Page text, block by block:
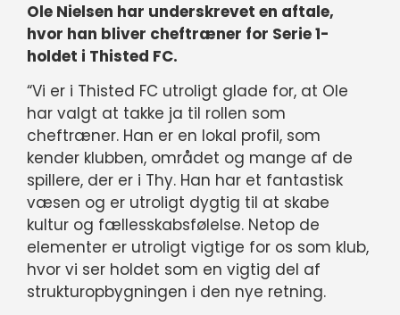
Ole Nielsen har underskrevet en aftale,
hvor han bliver cheftræner for Serie 1-
holdet i Thisted FC.
“Vi er i Thisted FC utroligt glade for, at Ole
har valgt at takke ja til rollen som
cheftræner. Han er en lokal profil, som
kender klubben, området og mange af de
spillere, der er i Thy. Han har et fantastisk
væsen og er utroligt dygtig til at skabe
kultur og fællesskabsfølelse. Netop de
elementer er utroligt vigtige for os som klub,
hvor vi ser holdet som en vigtig del af
strukturopbygningen i den nye retning.